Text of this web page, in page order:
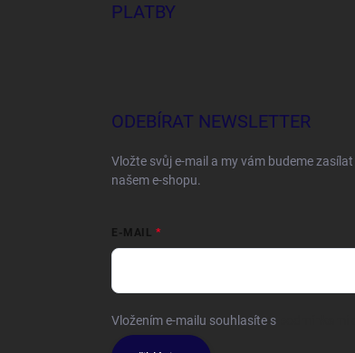
PLATBY
ODEBÍRAT NEWSLETTER
Vložte svůj e-mail a my vám budeme
našem e-shopu.
E-MAIL
Vložením e-mailu souhlasíte s